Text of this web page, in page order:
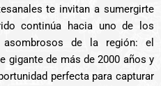
te invitan a sumergirte
continúa hacia uno de los
asombrosos de la región: el
gigante de más de 2000 años y
perfecta para capturar